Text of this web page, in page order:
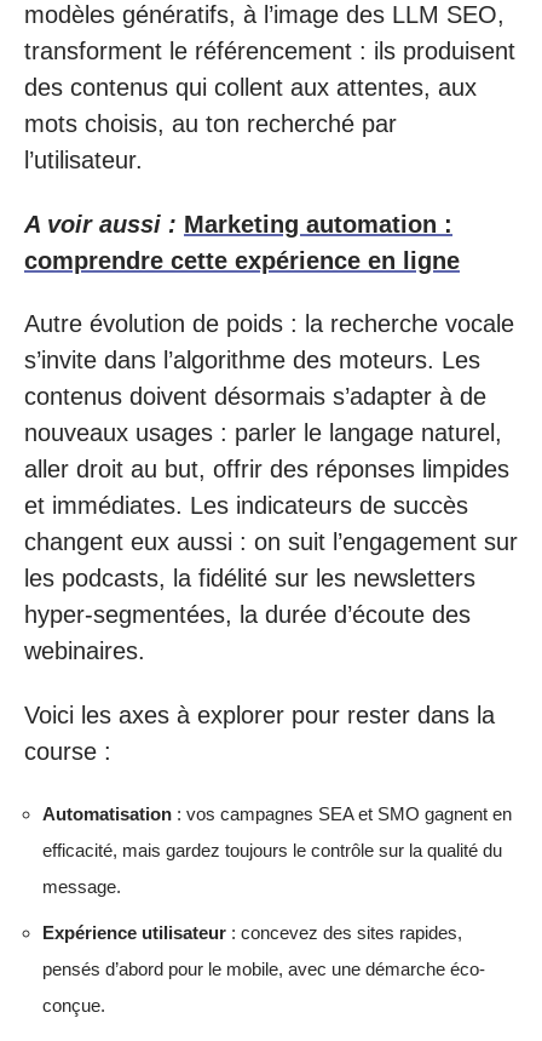
modèles génératifs, à l’image des LLM SEO,
transforment le référencement : ils produisent
des contenus qui collent aux attentes, aux
mots choisis, au ton recherché par
l’utilisateur.
A voir aussi : Marketing automation :
comprendre cette expérience en ligne
Autre évolution de poids : la recherche vocale
s’invite dans l’algorithme des moteurs. Les
contenus doivent désormais s’adapter à de
nouveaux usages : parler le langage naturel,
aller droit au but, offrir des réponses limpides
et immédiates. Les indicateurs de succès
changent eux aussi : on suit l’engagement sur
les podcasts, la fidélité sur les newsletters
hyper-segmentées, la durée d’écoute des
webinaires.
Voici les axes à explorer pour rester dans la
course :
Automatisation : vos campagnes SEA et SMO gagnent en
efficacité, mais gardez toujours le contrôle sur la qualité du
message.
Expérience utilisateur : concevez des sites rapides,
pensés d’abord pour le mobile, avec une démarche éco-
conçue.